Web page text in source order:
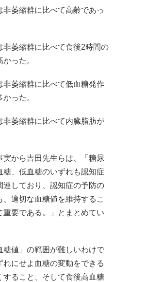
萎縮群に比べて高齢であっ
萎縮群に比べて食後2時間の
った。
萎縮群に比べて低血糖発作
った。
萎縮群に比べて内臓脂肪が
実から吉田先生らは、「糖尿
糖、低血糖のいずれも認知症
連しており、認知症の予防の
、適切な血糖値を維持するこ
重要である。」とまとめてい
糖値」の範囲が難しいわけで
れにせよ血糖の変動をできる
すること、そして食後高血糖